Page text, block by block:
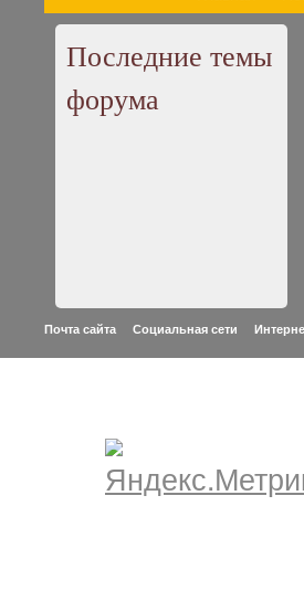
Последние темы
форума
Почта сайта Социальная сети